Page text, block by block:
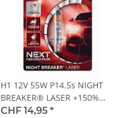
H1 12V 55W P14.5s NIGHT
BREAKER® LASER +150%
mehr Helligkeit 1 st. OSRAM
CHF 14,95 *